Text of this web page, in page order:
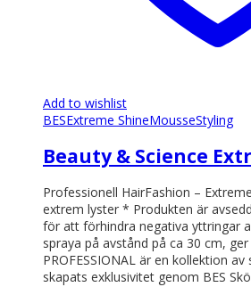
Add to wishlist
BESExtreme ShineMousseStyling
Beauty & Science
Professionell HairFashion –
extrem lyster * Produkten är
för att förhindra negativa yttringar
spraya på avstånd på ca 30 cm,
PROFESSIONAL är en kollektion
skapats exklusivitet genom BES